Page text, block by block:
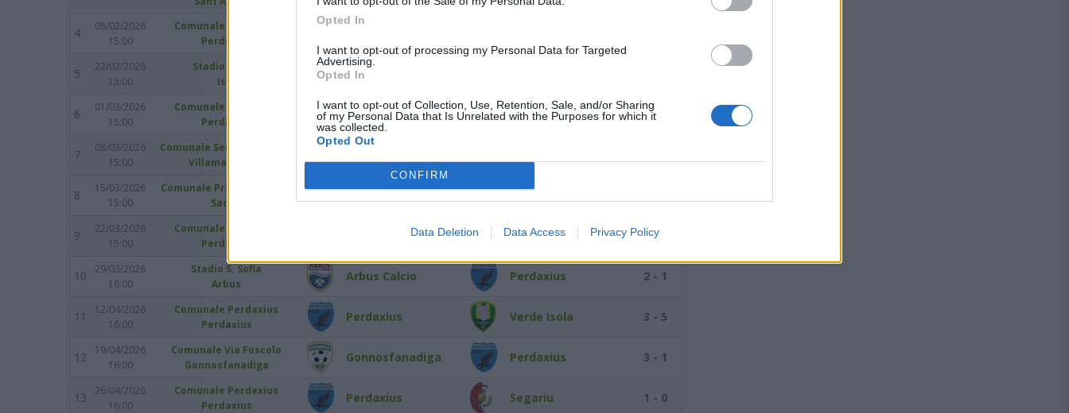
Opted In
I want to opt-out of processing my Personal Data for Targeted
Advertising.
Opted In
I want to opt-out of Collection, Use, Retention, Sale, and/or Sharing
of my Personal Data that Is Unrelated with the Purposes for which it
was collected.
Opted Out
CONFIRM
Data Deletion Data Access Privacy Policy
4
08/02/2026
15:00
Comunale Perdaxius
Perdaxius
5
22/02/2026
15:00
Stadio Su Idili
Isili
Isili
6
01/03/2026
15:00
Comunale Perdaxius
Perdaxius
Perdaxius Virtus Furtei 0 - 3
7
08/03/2026
15:00
Comunale Sergio Mancosu
Villamassargia
8
15/03/2026
15:00
Comunale Pranu Murdegu
Sadali
Sadali Perdaxius
9
22/03/2026
15:00
Comunale Perdaxius
Perdaxius
Libertas 4 - 1
10
29/03/2026
16:00
Stadio S. Sofia
Arbus
Arbus Calcio Perdaxius 2 - 1
11
12/04/2026
16:00
Comunale Perdaxius
Perdaxius
Perdaxius Verde Isola 3 - 5
12
19/04/2026
16:00
Comunale Via Foscolo
Gonnosfanadiga
Gonnosfanadiga Perdaxius 3 - 1
13
26/04/2026
16:00
Comunale Perdaxius
Perdaxius
Perdaxius Segariu 1 - 0